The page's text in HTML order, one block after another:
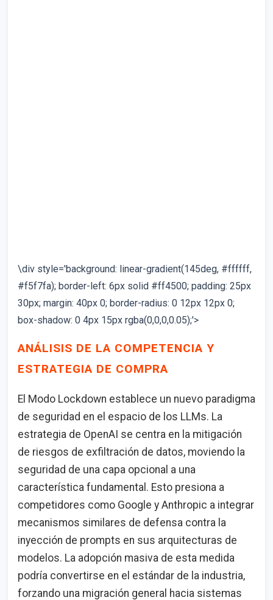
\div style='background: linear-gradient(145deg, #ffffff,
#f5f7fa); border-left: 6px solid #ff4500; padding: 25px
30px; margin: 40px 0; border-radius: 0 12px 12px 0;
box-shadow: 0 4px 15px rgba(0,0,0,0.05);'>
ANÁLISIS DE LA COMPETENCIA Y
ESTRATEGIA DE COMPRA
El Modo Lockdown establece un nuevo paradigma
de seguridad en el espacio de los LLMs. La
estrategia de OpenAI se centra en la mitigación
de riesgos de exfiltración de datos, moviendo la
seguridad de una capa opcional a una
característica fundamental. Esto presiona a
competidores como Google y Anthropic a integrar
mecanismos similares de defensa contra la
inyección de prompts en sus arquitecturas de
modelos. La adopción masiva de esta medida
podría convertirse en el estándar de la industria,
forzando una migración general hacia sistemas